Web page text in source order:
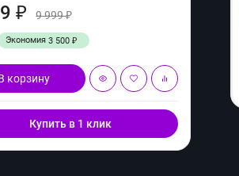
₽ 9 999₽
Экономия3 500₽
корзину
Купить в 1 клик
6